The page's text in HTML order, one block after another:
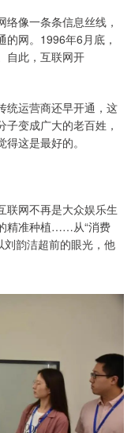
像一条条信息丝线，
网。1996年6月底，
自此，互联网开
统运营商还早开通，这
变成广大的老百姓，
这是最好的。
联网不再是大众娱乐生
精准种植……从“消费
刘韵洁超前的眼光，他